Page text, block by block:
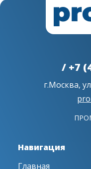
/ +7
г.Москва,
Навигация
Главная